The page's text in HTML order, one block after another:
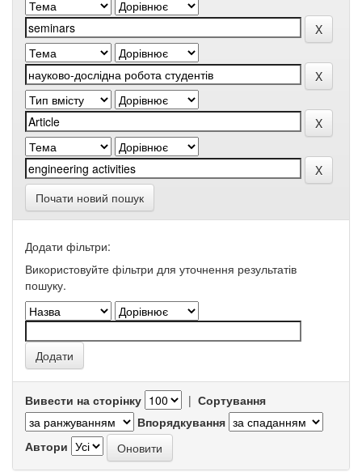
Почати новий пошук
Додати фільтри:
Використовуйте фільтри для уточнення результатів
пошуку.
Вивести на сторінку | Сортування
Впорядкування
Автори